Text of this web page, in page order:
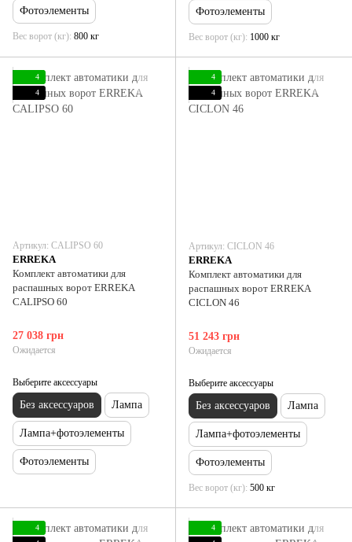
Фотоэлементы
Вес ворот (кг) 800 кг
Фотоэлементы
Вес ворот (кг) 1000 кг
4
4
Артикул: CALIPSO 60
ERREKA
Комплект автоматики для
распашных ворот ERREKA
CALIPSO 60
27 038 грн
Ожидается
Выберите аксессуары
Без аксессуаров Лампа
Лампа+фотоэлементы
Фотоэлементы
4
4
Артикул: CICLON 46
ERREKA
Комплект автоматики для
распашных ворот ERREKA
CICLON 46
51 243 грн
Ожидается
Выберите аксессуары
Без аксессуаров Лампа
Лампа+фотоэлементы
Фотоэлементы
Вес ворот (кг) 500 кг
4
4